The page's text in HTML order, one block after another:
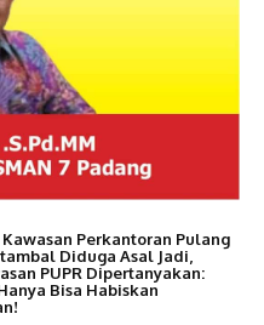
Perkantoran Pulang
Diduga Asal Jadi,
PUPR Dipertanyakan:
Bisa Habiskan